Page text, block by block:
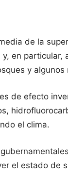
de la
en
y
de efecto
el clima.
el estado de